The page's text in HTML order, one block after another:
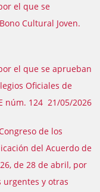
el que se
Cultural Joven.
el que se aprueban
Oficiales de
núm. 124 21/05/2026
de los
del Acuerdo de
de 28 de abril, por
y otras